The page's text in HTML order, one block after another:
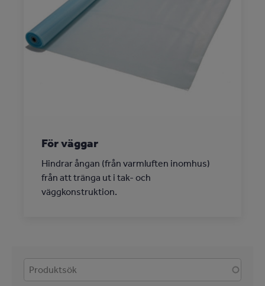
För väggar
Hindrar ångan (från varmluften inomhus)
från att tränga ut i tak- och
väggkonstruktion.